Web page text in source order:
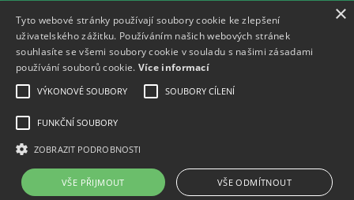
PODPOŘTE NÁS
ODEBÍREJTE NEWSLETTER
TELEGRAM UDÁLOSTÍ WMČR
×
Tyto webové stránky používají soubory cookie ke zlepšení
uživatelského zážitku. Používáním našich webových stránek
souhlasíte se všemi soubory cookie v souladu s našimi zásadami
používání souborů cookie. Více informací
VÝKONOVÉ SOUBORY SOUBORY CÍLENÍ
FUNKČNÍ SOUBORY
ZOBRAZIT PODROBNOSTI
VŠE PŘIJMOUT VŠE ODMÍTNOUT